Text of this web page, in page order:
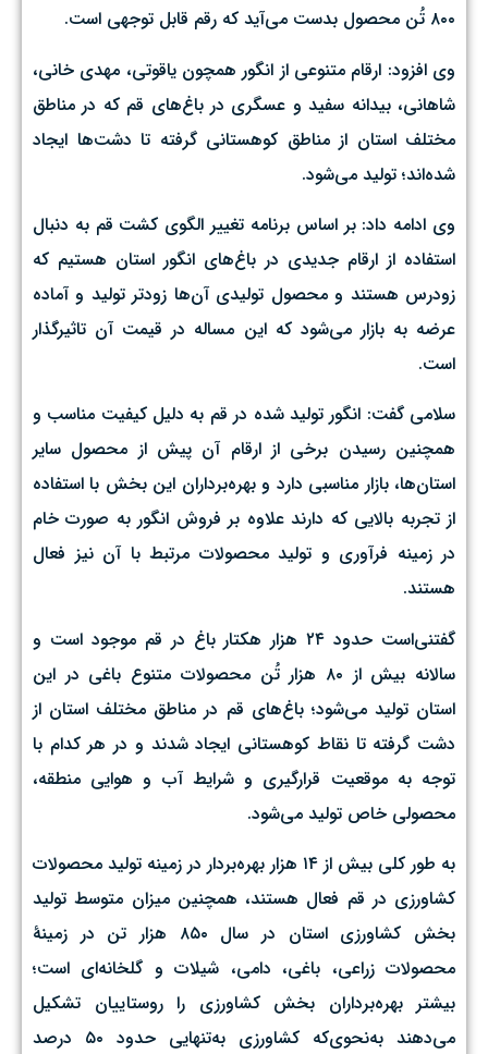
۸۰۰ تُن محصول بدست می‌آید که رقم قابل توجهی است.
وی افزود:‌ ارقام متنوعی از انگور همچون یاقوتی، مهدی خانی،
شاهانی، بیدانه سفید و عسگری در باغ‌های قم که در مناطق
مختلف استان از مناطق کوهستانی گرفته تا دشت‌ها ایجاد
شده‌اند؛ تولید می‌شود.
وی ادامه داد: بر اساس برنامه‌ تغییر الگوی کشت قم به دنبال
استفاده از ارقام جدیدی در باغ‌های انگور استان هستیم که
زودرس هستند و محصول تولیدی آن‌ها زودتر تولید و آماده
عرضه به بازار می‌شود که این مساله در قیمت آن تاثیرگذار
است.
سلامی گفت:‌ انگور تولید شده در قم به دلیل کیفیت مناسب و
همچنین رسیدن برخی از ارقام آن پیش از محصول سایر
استان‌ها، بازار مناسبی دارد و بهره‌برداران این بخش با استفاده
از تجربه بالایی که دارند علاوه بر فروش انگور به صورت خام
در زمینه فرآوری و تولید محصولات مرتبط با آن نیز فعال
هستند.
گفتنی‌است حدود ۲۴ هزار هکتار باغ در قم موجود است و
سالانه بیش از ۸۰ هزار تُن محصولات متنوع باغی در این
استان تولید می‌شود؛ باغ‌های قم در مناطق مختلف استان از
دشت‌ گرفته تا نقاط کوهستانی ‌ایجاد شدند و در هر کدام با
توجه به موقعیت قرارگیری و شرایط آب و هوایی منطقه،
محصولی خاص تولید می‌شود.
به طور کلی بیش از ۱۴ هزار بهره‌بردار در زمینه تولید محصولات
کشاورزی در قم فعال هستند، همچنین میزان متوسط تولید
بخش کشاورزی استان در سال ۸۵۰ هزار تن در زمینهٔ
محصولات زراعی،‌ باغی،‌ دامی، شیلات و گلخانه‌ای است؛
بیشتر بهره‌برداران بخش کشاورزی را روستاییان تشکیل
می‌دهند به‌نحوی‌که کشاورزی به‌تنهایی حدود ۵۰ درصد